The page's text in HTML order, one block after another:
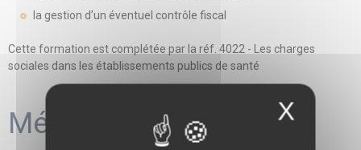
la gestion d’un éventuel contrôle fiscal
Cette formation est complétée par la réf. 4022 - Les charges
sociales dans les établissements publics de santé
Méthodes mobiliséesX